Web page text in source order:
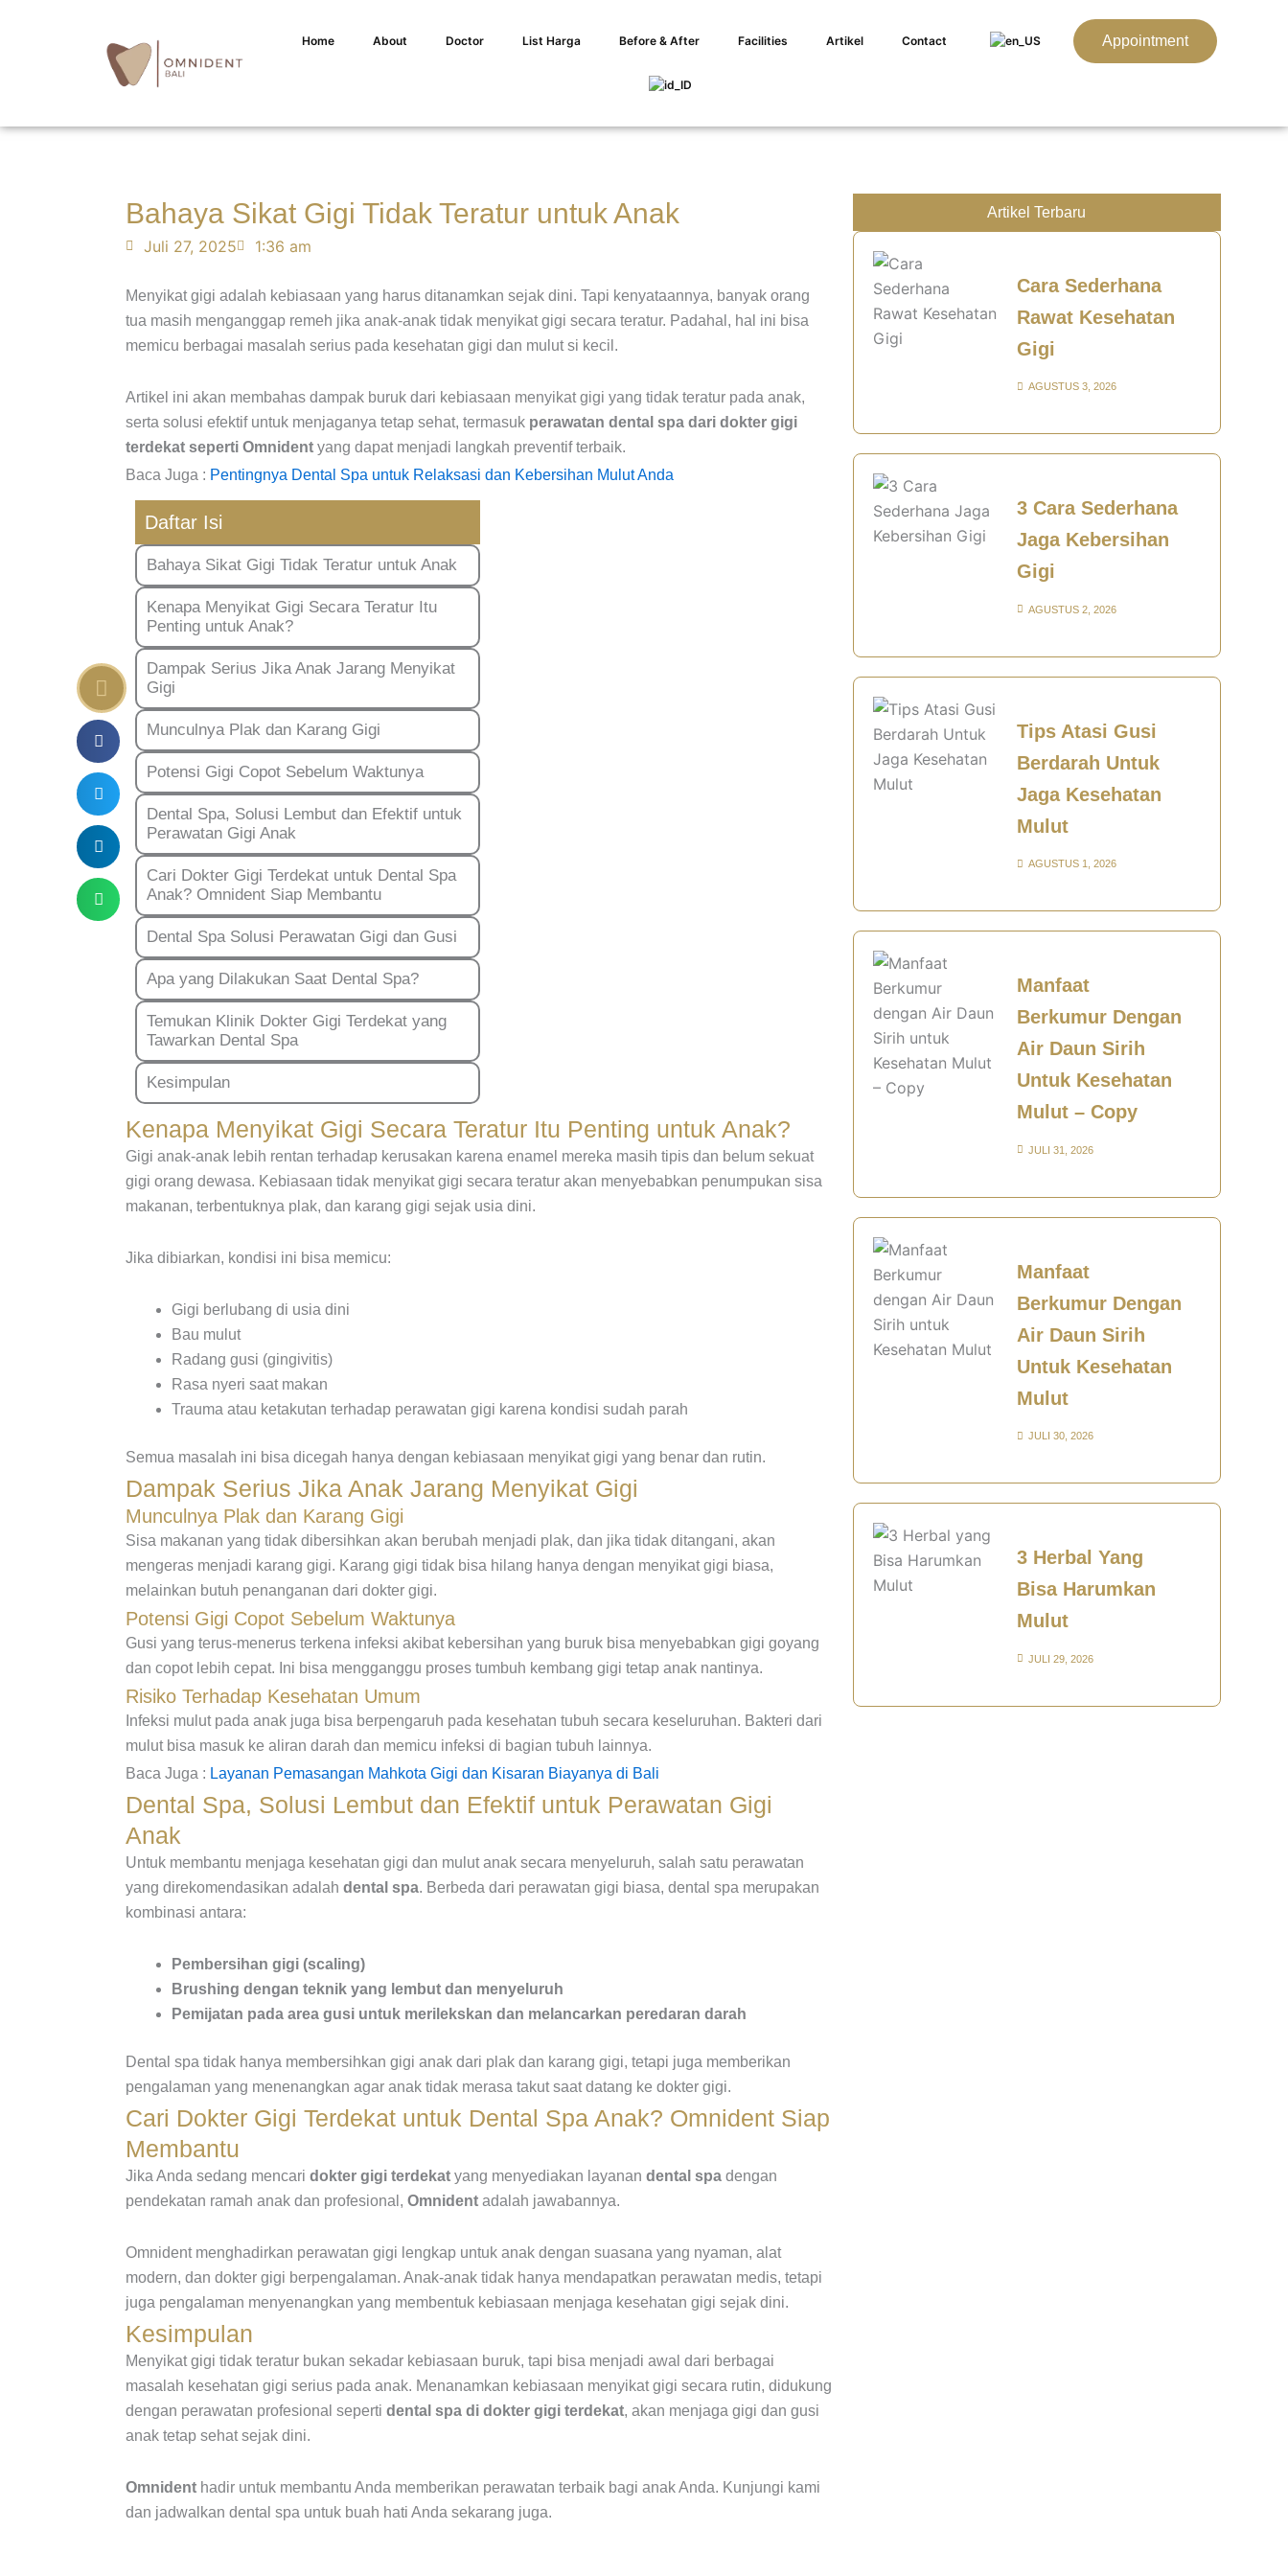
Home About Doctor List Harga Before & After Facilities Artikel Contact Appointment
Bahaya Sikat Gigi Tidak Teratur untuk Anak
Juli 27, 2025 1:36 am
Menyikat gigi adalah kebiasaan yang harus ditanamkan sejak dini. Tapi kenyataannya, banyak orang
tua masih menganggap remeh jika anak-anak tidak menyikat gigi secara teratur. Padahal, hal ini bisa
memicu berbagai masalah serius pada kesehatan gigi dan mulut si kecil.
Artikel ini akan membahas dampak buruk dari kebiasaan menyikat gigi yang tidak teratur pada anak,
serta solusi efektif untuk menjaganya tetap sehat, termasuk perawatan dental spa dari dokter gigi
terdekat seperti Omnident yang dapat menjadi langkah preventif terbaik.
Baca Juga : Pentingnya Dental Spa untuk Relaksasi dan Kebersihan Mulut Anda
Daftar Isi
Bahaya Sikat Gigi Tidak Teratur untuk Anak
Kenapa Menyikat Gigi Secara Teratur Itu
Penting untuk Anak?
Dampak Serius Jika Anak Jarang Menyikat
Gigi
Munculnya Plak dan Karang Gigi
Potensi Gigi Copot Sebelum Waktunya
Dental Spa, Solusi Lembut dan Efektif untuk
Perawatan Gigi Anak
Cari Dokter Gigi Terdekat untuk Dental Spa
Anak? Omnident Siap Membantu
Dental Spa Solusi Perawatan Gigi dan Gusi
Apa yang Dilakukan Saat Dental Spa?
Temukan Klinik Dokter Gigi Terdekat yang
Tawarkan Dental Spa
Kesimpulan
Kenapa Menyikat Gigi Secara Teratur Itu Penting untuk Anak?
Gigi anak-anak lebih rentan terhadap kerusakan karena enamel mereka masih tipis dan belum sekuat
gigi orang dewasa. Kebiasaan tidak menyikat gigi secara teratur akan menyebabkan penumpukan sisa
makanan, terbentuknya plak, dan karang gigi sejak usia dini.
Jika dibiarkan, kondisi ini bisa memicu:
Gigi berlubang di usia dini
Bau mulut
Radang gusi (gingivitis)
Rasa nyeri saat makan
Trauma atau ketakutan terhadap perawatan gigi karena kondisi sudah parah
Semua masalah ini bisa dicegah hanya dengan kebiasaan menyikat gigi yang benar dan rutin.
Dampak Serius Jika Anak Jarang Menyikat Gigi
Munculnya Plak dan Karang Gigi
Sisa makanan yang tidak dibersihkan akan berubah menjadi plak, dan jika tidak ditangani, akan
mengeras menjadi karang gigi. Karang gigi tidak bisa hilang hanya dengan menyikat gigi biasa,
melainkan butuh penanganan dari dokter gigi.
Potensi Gigi Copot Sebelum Waktunya
Gusi yang terus-menerus terkena infeksi akibat kebersihan yang buruk bisa menyebabkan gigi goyang
dan copot lebih cepat. Ini bisa mengganggu proses tumbuh kembang gigi tetap anak nantinya.
Risiko Terhadap Kesehatan Umum
Infeksi mulut pada anak juga bisa berpengaruh pada kesehatan tubuh secara keseluruhan. Bakteri dari
mulut bisa masuk ke aliran darah dan memicu infeksi di bagian tubuh lainnya.
Baca Juga : Layanan Pemasangan Mahkota Gigi dan Kisaran Biayanya di Bali
Dental Spa, Solusi Lembut dan Efektif untuk Perawatan Gigi
Anak
Untuk membantu menjaga kesehatan gigi dan mulut anak secara menyeluruh, salah satu perawatan
yang direkomendasikan adalahdental spa. Berbeda dari perawatan gigi biasa, dental spa merupakan
kombinasi antara:
Pembersihan gigi (scaling)
Brushing dengan teknik yang lembut dan menyeluruh
Pemijatan pada area gusi untuk merilekskan dan melancarkan peredaran darah
Dental spa tidak hanya membersihkan gigi anak dari plak dan karang gigi, tetapi juga memberikan
pengalaman yang menenangkan agar anak tidak merasa takut saat datang ke dokter gigi.
Cari Dokter Gigi Terdekat untuk Dental Spa Anak? Omnident Siap
Membantu
Jika Anda sedang mencaridokter gigi terdekat yang menyediakan layanandental spa dengan
pendekatan ramah anak dan profesional,Omnident adalah jawabannya.
Omnident menghadirkan perawatan gigi lengkap untuk anak dengan suasana yang nyaman, alat
modern, dan dokter gigi berpengalaman. Anak-anak tidak hanya mendapatkan perawatan medis, tetapi
juga pengalaman menyenangkan yang membentuk kebiasaan menjaga kesehatan gigi sejak dini.
Kesimpulan
Menyikat gigi tidak teratur bukan sekadar kebiasaan buruk, tapi bisa menjadi awal dari berbagai
masalah kesehatan gigi serius pada anak. Menanamkan kebiasaan menyikat gigi secara rutin, didukung
dengan perawatan profesional sepertidental spa di dokter gigi terdekat, akan menjaga gigi dan gusi
anak tetap sehat sejak dini.
Omnident hadir untuk membantu Anda memberikan perawatan terbaik bagi anak Anda. Kunjungi kami
dan jadwalkan dental spa untuk buah hati Anda sekarang juga.
Artikel Terbaru
Cara Sederhana
Rawat Kesehatan
Gigi
AGUSTUS 3, 2026
3 Cara Sederhana
Jaga Kebersihan
Gigi
AGUSTUS 2, 2026
Tips Atasi Gusi
Berdarah Untuk
Jaga Kesehatan
Mulut
AGUSTUS 1, 2026
Manfaat
Berkumur Dengan
Air Daun Sirih
Untuk Kesehatan
Mulut – Copy
JULI 31, 2026
Manfaat
Berkumur Dengan
Air Daun Sirih
Untuk Kesehatan
Mulut
JULI 30, 2026
3 Herbal Yang
Bisa Harumkan
Mulut
JULI 29, 2026